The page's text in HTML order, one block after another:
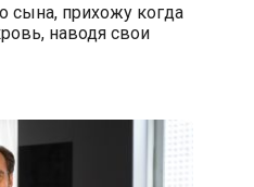
сына, прихожу когда
наводя свои